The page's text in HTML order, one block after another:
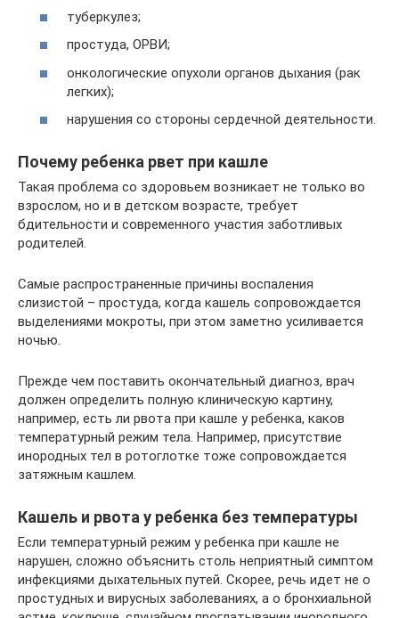
туберкулез;
простуда, ОРВИ;
онкологические опухоли органов дыхания (рак
легких);
нарушения со стороны сердечной деятельности.
Почему ребенка рвет при кашле
Такая проблема со здоровьем возникает не только во
взрослом, но и в детском возрасте, требует
бдительности и современного участия заботливых
родителей.
Самые распространенные причины воспаления
слизистой – простуда, когда кашель сопровождается
выделениями мокроты, при этом заметно усиливается
ночью.
Прежде чем поставить окончательный диагноз, врач
должен определить полную клиническую картину,
например, есть ли рвота при кашле у ребенка, каков
температурный режим тела. Например, присутствие
инородных тел в ротоглотке тоже сопровождается
затяжным кашлем.
Кашель и рвота у ребенка без температуры
Если температурный режим у ребенка при кашле не
нарушен, сложно объяснить столь неприятный симптом
инфекциями дыхательных путей. Скорее, речь идет не о
простудных и вирусных заболеваниях, а о бронхиальной